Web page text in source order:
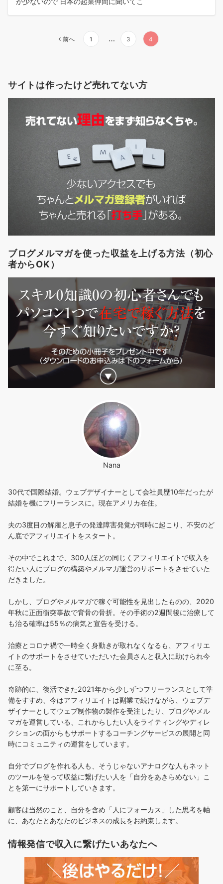
ペ
ー
前へ 1 … 3 4
サイトは作ったけど売れてない方
ブログメルマガを使った収益を上げる方法（初心
者からOK）
Nana
30代で国際結婚。ウェブデザイナーとして会社員歴10年だったが
結婚を機にフリーランスに。現在アメリカ在住。
夫の3度目の解雇と息子の発達障害発覚が同時に起こり、不安のど
ん底でアフィリエイトをスタート。
その中でこれまで、300人ほどの同じくアフィリエイトで収入を
得たい人にブログの構築やメルマガ運営のサポートをさせていた
だきました。
しかし、ブログやメルマガで稼ぐ可能性を見出したものの、2020
年秋に正面衝突事故で背骨の骨折。その手術の2週間後に治療して
も治る確率は55％の病気と宣告を受ける。
治療とコロナ禍で一時全く身動きが取れなくなるも、アフィリエ
イトのサポートをさせていただいた会員さんと収入に助けられ今
に至る。
奇跡的に、復活できた2021年から少しずつフリーランスとして準
備をすすめ、今はアフィリエイトは副業で続けながら、ウェブデ
ザイナーとしてウェブ制作物の製作を受注したり、ブログやメル
マガを運営している、これからしたい人をライティングやディレ
クションの面からもサポートするコーチングサービスの展開と同
時にコミュニティの運営をしています。
自分でブログを作れる人も、そうじゃないアナログな人もネット
のツールを使って収益に繋げたい人を「自分をあきらめない」こ
とを第一にサポートしていきます。
顧客は当然のこと、自分を含め「人にフォーカス」した思考を軸
に、あなたとあなたのビジネスの成長をお約束します。
情報発信で収入に繋げたいあなたへ